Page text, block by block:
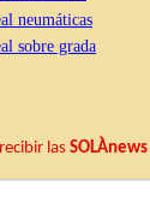
neumáticas
sobre grada
las SOLÀnews